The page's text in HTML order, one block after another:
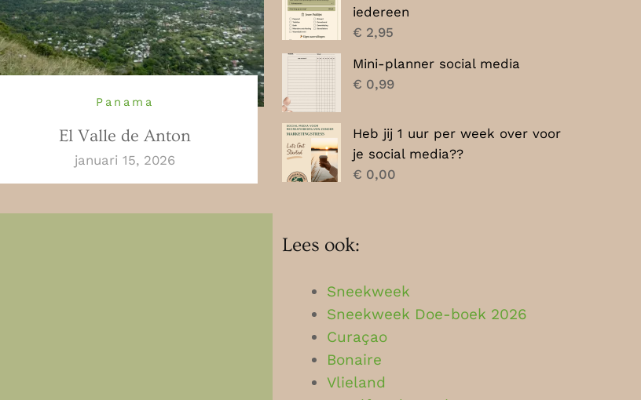
Panama
El Valle de Anton
januari 15, 2026
iedereen
€ 2,95
Mini-planner social media
€ 0,99
Heb jij 1 uur per week over voor
je social media??
€ 0,00
Lees ook:
Sneekweek
Sneekweek Doe-boek 2026
Curaçao
Bonaire
Vlieland